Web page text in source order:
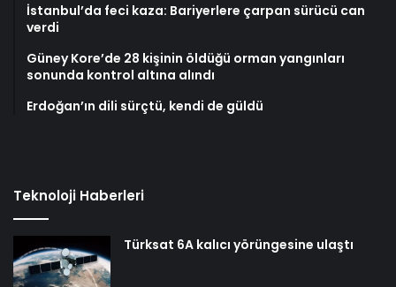
İstanbul’da feci kaza: Bariyerlere çarpan sürücü can
verdi
Güney Kore’de 28 kişinin öldüğü orman yangınları
sonunda kontrol altına alındı
Erdoğan’ın dili sürçtü, kendi de güldü
Teknoloji Haberleri
Türksat 6A kalıcı yörüngesine ulaştı